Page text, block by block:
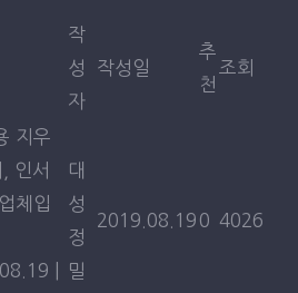
작
성
자
작성일
추
천
조회
지우
인서
체입
대
성
정
밀
2019.08.19 0 4026
스틸울지그 C
지우개 커팅기
개 고정 지그